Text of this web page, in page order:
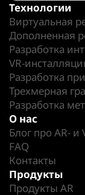
Технологии
Виртуальная
Дополненная
Разработка
VR-
Разработка
Трехмерная
Разработка
О нас
Блог про AR- и
FAQ
Контакты
Продукты
Продукты AR